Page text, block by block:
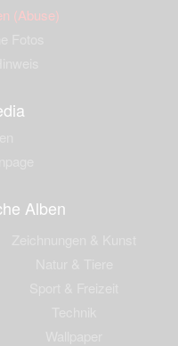
(Abuse)
Alben